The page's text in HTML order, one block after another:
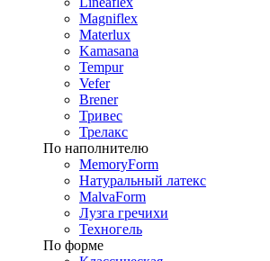
Magniflex
Materlux
Kamasana
Tempur
Vefer
Brener
Тривес
Трелакс
По наполнителю
MemoryForm
Натуральный латекс
MalvaForm
Лузга гречихи
Техногель
По форме